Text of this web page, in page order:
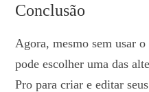
Conclusão
Agora, mesmo sem usar
pode escolher uma das
Pro para criar e editar